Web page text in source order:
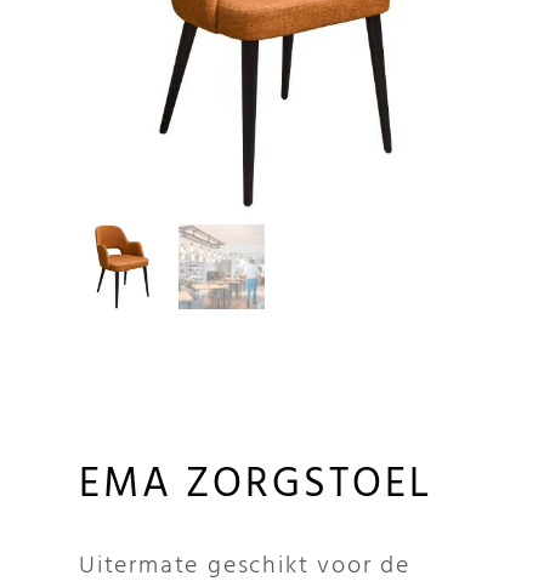
EMA ZORGSTOEL
Uitermate geschikt voor de